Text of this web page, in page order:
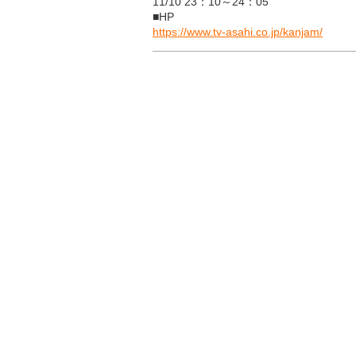
■HP
https://www.tv-asahi.co.jp/kanjam/